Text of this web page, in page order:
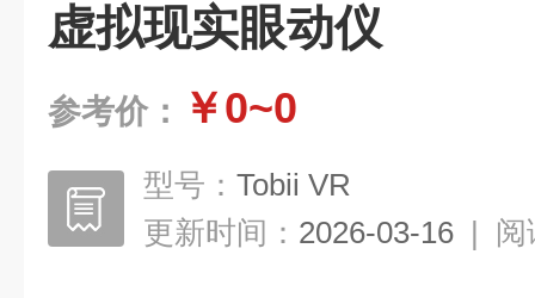
虚拟现实眼动仪
参考价： ￥0~0
型号： Tobii VR
更新时间： 2026-03-16 | 阅